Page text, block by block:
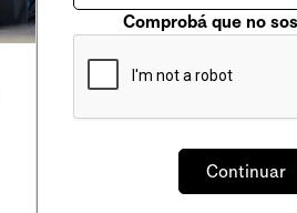
Comprobá que no